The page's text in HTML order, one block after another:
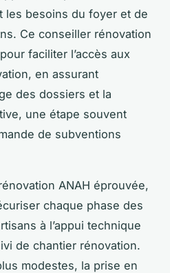
les besoins du foyer et de
Ce conseiller rénovation
faciliter l’accès aux
en assurant
des dossiers et la
une étape souvent
de subventions
ANAH éprouvée,
chaque phase des
à l’appui technique
de chantier rénovation.
modestes, la prise en